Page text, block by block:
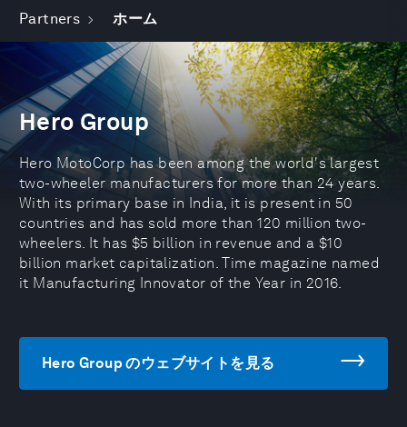
Partners ホーム
Hero Group
Hero MotoCorp has been among the world's largest
two-wheeler manufacturers for more than 24 years.
With its primary base in India, it is present in 50
countries and has sold more than 120 million two-
wheelers. It has $5 billion in revenue and a $10
billion market capitalization. Time magazine named
it Manufacturing Innovator of the Year in 2016.
Hero Group のウェブサイトを見る